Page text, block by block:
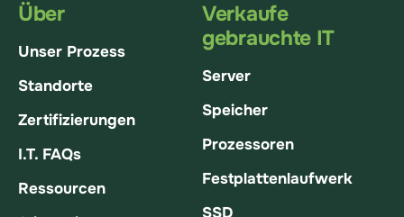
Über
Unser Prozess
Standorte
Zertifizierungen
I.T. FAQs
Ressourcen
Verkaufe
gebrauchte IT
Server
Speicher
Prozessoren
Festplattenlaufwerk
SSD